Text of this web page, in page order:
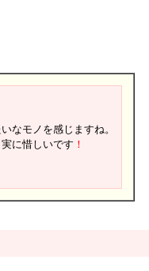
なモノを感じますね。
に惜しいです ！